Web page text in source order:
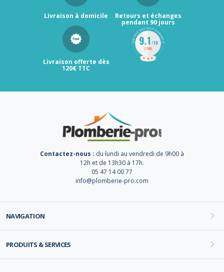
Livraison à domicile Retours et échanges
pendant 90 jours
Livraison offerte dès
120€ TTC
Contactez-nous : du lundi au vendredi de 9h00 à
12h et de 13h30 à 17h.
05 47 14 00 77
info@plomberie-pro.com
NAVIGATION
PRODUITS & SERVICES